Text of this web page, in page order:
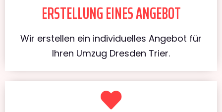
ERSTELLUNG EINES ANGEBOT
Wir erstellen ein individuelles Angebot für
Ihren Umzug Dresden Trier.